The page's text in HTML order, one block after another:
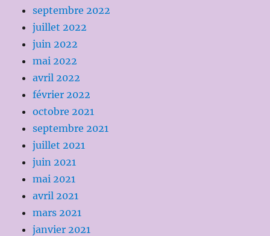
septembre 2022
juillet 2022
juin 2022
mai 2022
avril 2022
février 2022
octobre 2021
septembre 2021
juillet 2021
juin 2021
mai 2021
avril 2021
mars 2021
janvier 2021